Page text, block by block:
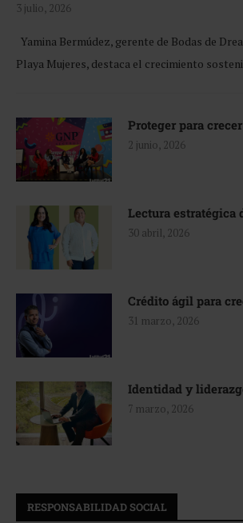
3 julio, 2026
Yamina Bermúdez, gerente de Bodas de
Playa Mujeres, destaca el crecimiento
Proteger para crecer
2 junio, 2026
Lectura estratégica
30 abril, 2026
Crédito ágil para
31 marzo, 2026
Identidad y
7 marzo, 2026
RESPONSABILIDAD SOCIAL